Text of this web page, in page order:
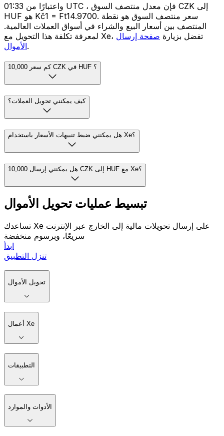
واعتبارًا من 01:33 UTC ، فإن معدل منتصف السوق CZK إلى
HUF هو Kč1 = Ft14.9700. سعر منتصف السوق هو نقطة
المنتصف بين أسعار البيع والشراء في أسواق العملات العالمية.
لمعرفة تكلفة هذا التحويل مع Xe، تفضل بزيارة صفحة إرسال
الأموال.
كم سعر 10,000 CZK في HUF ؟
كيف يمكنني تحويل العملات؟
هل يمكنني ضبط تنبيهات الأسعار باستخدام Xe؟
هل يمكنني إرسال 10,000 CZK إلى HUF مع Xe؟
تبسيط عمليات تحويل الأموال
تساعدك Xe على إرسال تحويلات مالية إلى الخارج عبر الإنترنت
سريعًا، وبرسوم منخفضة
ابدأ
تنزل التطبيق
تحويل الأموال
أعمال Xe
التطبيقات
الأدوات والموارد